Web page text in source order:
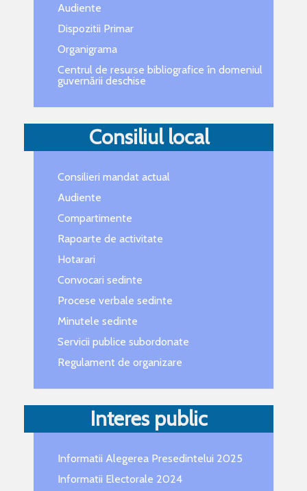
Audiente
Dispozitii Primar
Organigrama
Centrul de resurse bibliografice în domeniul
guvernării deschise
Consiliul local
Consilieri mandat actual
Audiente
Compartimente
Rapoarte de activitate
Hotarari
Convocari sedinte
Procese verbale sedinte
Minutele sedinte
Servicii publice subordonate
Regulament de organizare
Interes public
Informatii Alegerea Presedintelui 2025
Informatii Electorale 2024